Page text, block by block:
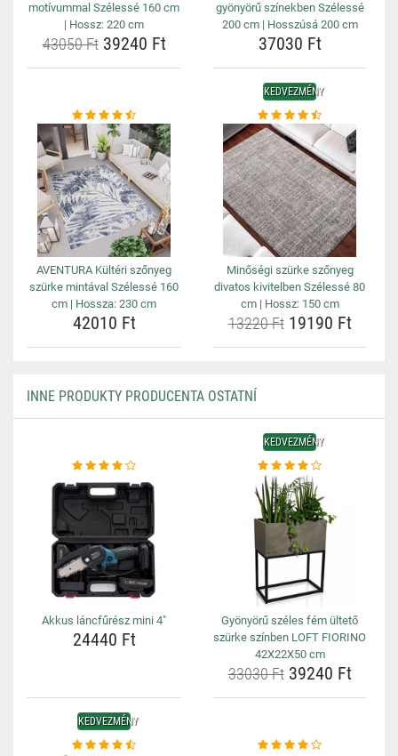
motívummal Szélessé 160 cm
| Hossz: 220 cm
43050 Ft39240 Ft
gyönyörű színekben Szélessé
200 cm | Hosszúsá 200 cm
37030 Ft
AVENTURA Kültéri szőnyeg
szürke mintával Szélessé 160
cm | Hossza: 230 cm
42010 Ft
KEDVEZMÉNY
Minőségi szürke szőnyeg
divatos kivitelben Szélessé 80
cm | Hossz: 150 cm
13220 Ft19190 Ft
INNE PRODUKTY PRODUCENTA OSTATNÍ
Akkus láncfűrész mini 4"
24440 Ft
KEDVEZMÉNY
Gyönyörű széles fém ültető
szürke színben LOFT FIORINO
42X22X50 cm
33030 Ft39240 Ft
KEDVEZMÉNY